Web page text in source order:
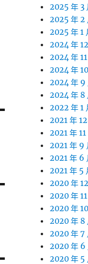
2025 年 3
2025 年 2
2025 年 1
2024 年
2024 年 11
2024 年
2024 年 9
2024 年 8
2022 年 1
2021 年 12
2021 年 11
2021 年 9
2021 年 6
2021 年 5
2020 年
2020 年 11
2020 年
2020 年 8
2020 年 7
2020 年 6
2020 年 5